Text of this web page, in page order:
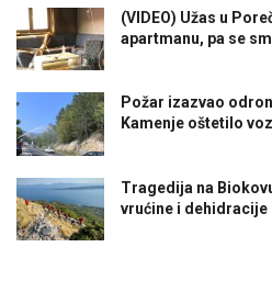
(VIDEO) Užas u
apartmanu, pa se
Požar izazvao
Kamenje oštetilo
Tragedija na
vrućine i dehidracije